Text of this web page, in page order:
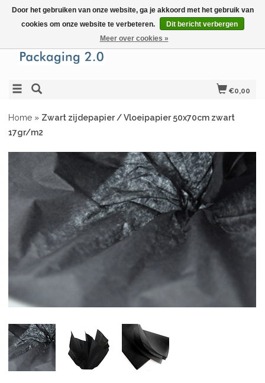
€0,00
Home » Zwart zijdepapier / Vloeipapier 50x70cm zwart
17gr/m2
Door het gebruiken van onze website, ga je akkoord met het gebruik van
cookies om onze website te verbeteren.
Dit bericht verbergen
Meer over cookies »